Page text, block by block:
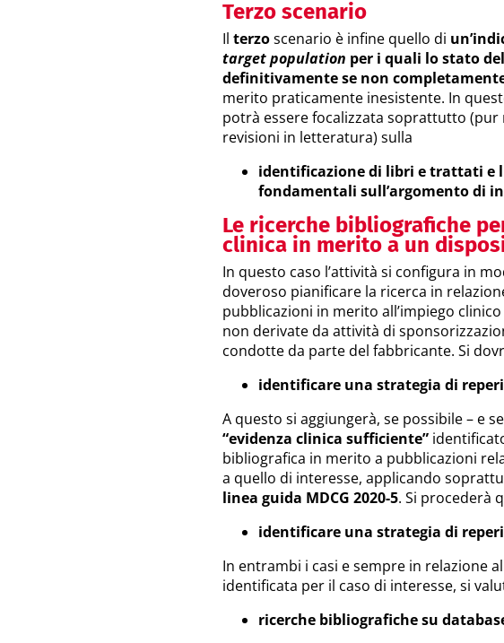
Terzo scenario
Il terzoscenario è infine quello di
target population per i quali lo stato
definitivamente se non
merito praticamente inesistente. In
potrà essere focalizzata soprattutto
revisioni in letteratura) sulla
identificazione di libri e trattati e
fondamentali sull’argomento di
Le ricerche bibliografiche
clinica in merito a un
In questo caso l’attività si configura in
doveroso pianificare la ricerca in
pubblicazioni in merito all’impiego
non derivate da attività di
condotte da parte del fabbricante. Si
identificare una strategia di
A questo si aggiungerà, se possibile – e
“evidenza clinica sufficiente”
bibliografica in merito a pubblicazioni
a quello di interesse, applicando
linea guida MDCG 2020-5. Si procederà
identificare una strategia di
In entrambi i casi e sempre in relazione
identificata per il caso di interesse, si
ricerche bibliografiche su